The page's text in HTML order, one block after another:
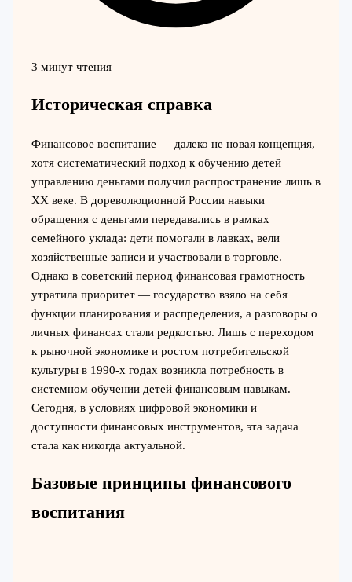
3 минут чтения
Историческая справка
Финансовое воспитание — далеко не новая концепция,
хотя систематический подход к обучению детей
управлению деньгами получил распространение лишь в
XX веке. В дореволюционной России навыки
обращения с деньгами передавались в рамках
семейного уклада: дети помогали в лавках, вели
хозяйственные записи и участвовали в торговле.
Однако в советский период финансовая грамотность
утратила приоритет — государство взяло на себя
функции планирования и распределения, а разговоры о
личных финансах стали редкостью. Лишь с переходом
к рыночной экономике и ростом потребительской
культуры в 1990-х годах возникла потребность в
системном обучении детей финансовым навыкам.
Сегодня, в условиях цифровой экономики и
доступности финансовых инструментов, эта задача
стала как никогда актуальной.
Базовые принципы финансового
воспитания